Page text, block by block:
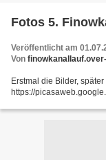
Fotos 5.
Veröffentlicht am
Von
Erstmal die Bilder, später
https://